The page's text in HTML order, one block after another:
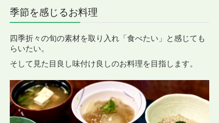
季節を感じるお料理
四季折々の旬の素材を取り入れ 「食べたい」と感じても
らいたい。
そして見た目良し味付け良しのお料理を目指します。